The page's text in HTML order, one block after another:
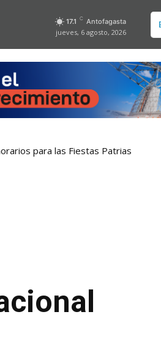
17.1 C Antofagasta
jueves, 6 agosto, 2026
para las Fiestas Patrias
estándares de calidad